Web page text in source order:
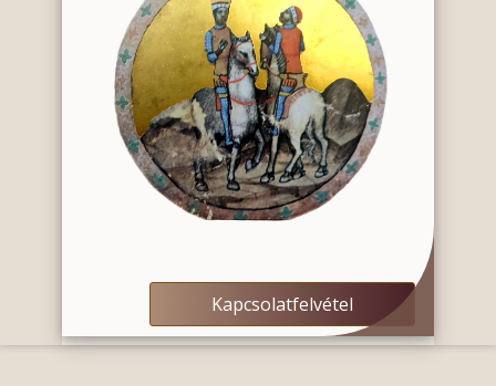
Kapcsolatfelvétel